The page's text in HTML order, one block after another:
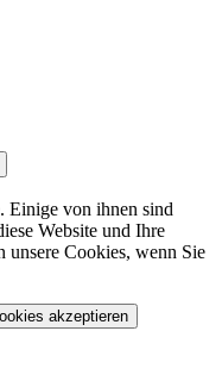
Einige von ihnen sind
Website und Ihre
unsere Cookies, wenn Sie
akzeptieren